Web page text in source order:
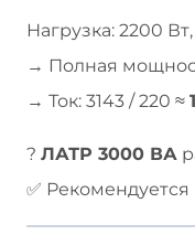
Нагрузка: 2200
→ Полная
→ Ток: 3143 / 220 ≈
? ЛАТР 3000 ВА
✅ Рекомендуется